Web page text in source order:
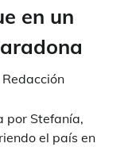
en un
Redacción
por Stefanía,
el país en